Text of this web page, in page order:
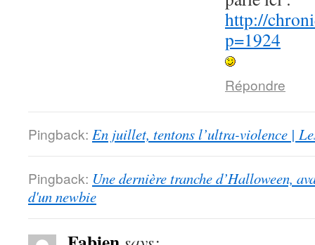
http://
p=1924
Répondre
Pingback: En juillet, tentons l’ultra-violence |
Pingback: Une dernière tranche d’Halloween,
d'un newbie